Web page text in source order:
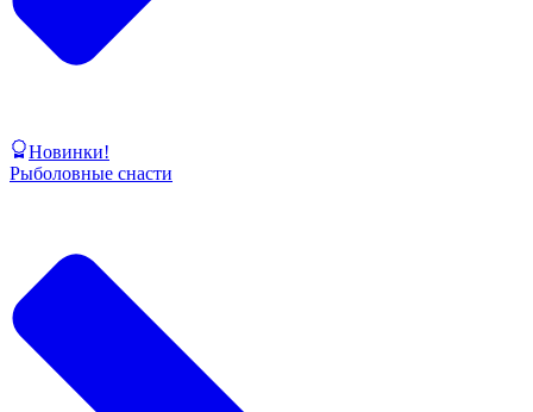
Новинки!
Рыболовные снасти